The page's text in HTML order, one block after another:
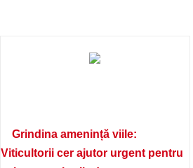
Grindina amenință viile:
Viticultorii cer ajutor urgent pentru